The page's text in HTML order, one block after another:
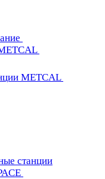
METCAL
станции